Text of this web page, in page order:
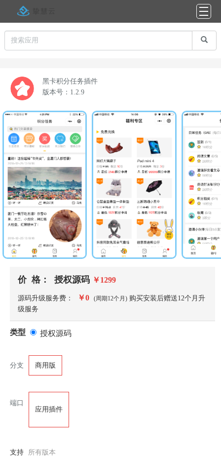
黑卡积分任务插件
版本号：1.2.9
价 格： 授权源码 ￥1299
源码升级服务费： ￥0 (周期12个月) 购买安装后赠送12个月升
级服务
类型 授权源码
分支 商用版
端口
应用插件
支持 所有版本